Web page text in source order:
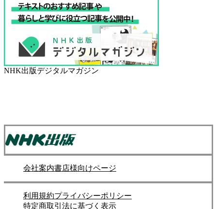
NHK出版デジタルマガジン
会社案内書店様向けページ
利用規約プライバシーポリシー
特定商取引法に基づく表示